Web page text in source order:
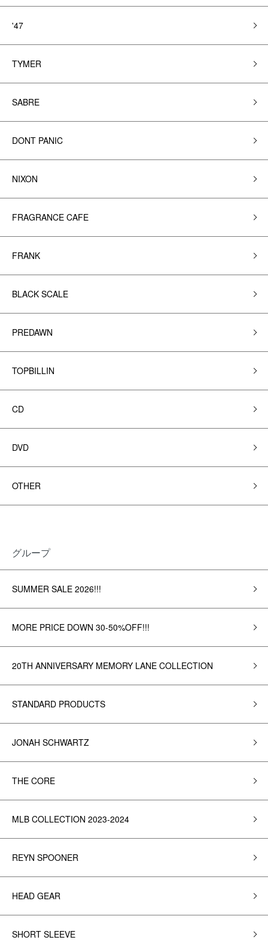
'47
TYMER
SABRE
DONT PANIC
NIXON
FRAGRANCE CAFE
FRANK
BLACK SCALE
PREDAWN
TOPBILLIN
CD
DVD
OTHER
グループ
SUMMER SALE 2026!!!
MORE PRICE DOWN 30-50%OFF!!!
20TH ANNIVERSARY MEMORY LANE COLLECTION
STANDARD PRODUCTS
JONAH SCHWARTZ
THE CORE
MLB COLLECTION 2023-2024
REYN SPOONER
HEAD GEAR
SHORT SLEEVE